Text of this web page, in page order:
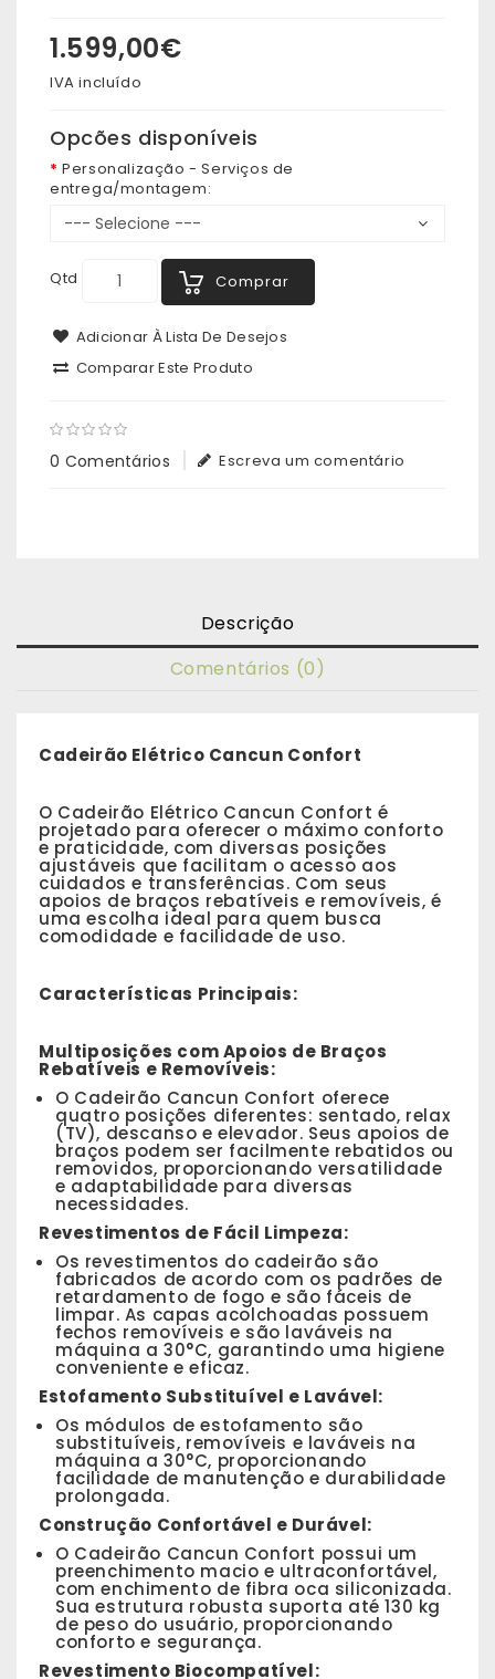
1.599,00€
IVA incluído
Opcões disponíveis
Personalização - Serviços de
entrega/montagem:
Qtd Comprar
Adicionar À Lista De Desejos
Comparar Este Produto
0 Comentários Escreva um comentário
Descrição
Comentários (0)
Cadeirão Elétrico Cancun Confort
O Cadeirão Elétrico Cancun Confort é
projetado para oferecer o máximo conforto
e praticidade, com diversas posições
ajustáveis que facilitam o acesso aos
cuidados e transferências. Com seus
apoios de braços rebatíveis e removíveis, é
uma escolha ideal para quem busca
comodidade e facilidade de uso.
Características Principais:
Multiposições com Apoios de Braços
Rebatíveis e Removíveis:
O Cadeirão Cancun Confort oferece
quatro posições diferentes: sentado, relax
(TV), descanso e elevador. Seus apoios de
braços podem ser facilmente rebatidos ou
removidos, proporcionando versatilidade
e adaptabilidade para diversas
necessidades.
Revestimentos de Fácil Limpeza:
Os revestimentos do cadeirão são
fabricados de acordo com os padrões de
retardamento de fogo e são fáceis de
limpar. As capas acolchoadas possuem
fechos removíveis e são laváveis na
máquina a 30°C, garantindo uma higiene
conveniente e eficaz.
Estofamento Substituível e Lavável:
Os módulos de estofamento são
substituíveis, removíveis e laváveis na
máquina a 30°C, proporcionando
facilidade de manutenção e durabilidade
prolongada.
Construção Confortável e Durável:
O Cadeirão Cancun Confort possui um
preenchimento macio e ultraconfortável,
com enchimento de fibra oca siliconizada.
Sua estrutura robusta suporta até 130 kg
de peso do usuário, proporcionando
conforto e segurança.
Revestimento Biocompatível: